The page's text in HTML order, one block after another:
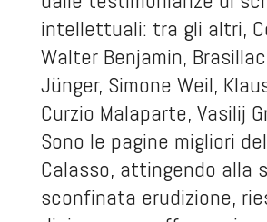
intellettuali: tra gli altri,
Walter Benjamin,
Jünger, Simone Weil,
Curzio Malaparte, Vasilij
Sono le pagine migliori
Calasso, attingendo alla
sconfinata erudizione,